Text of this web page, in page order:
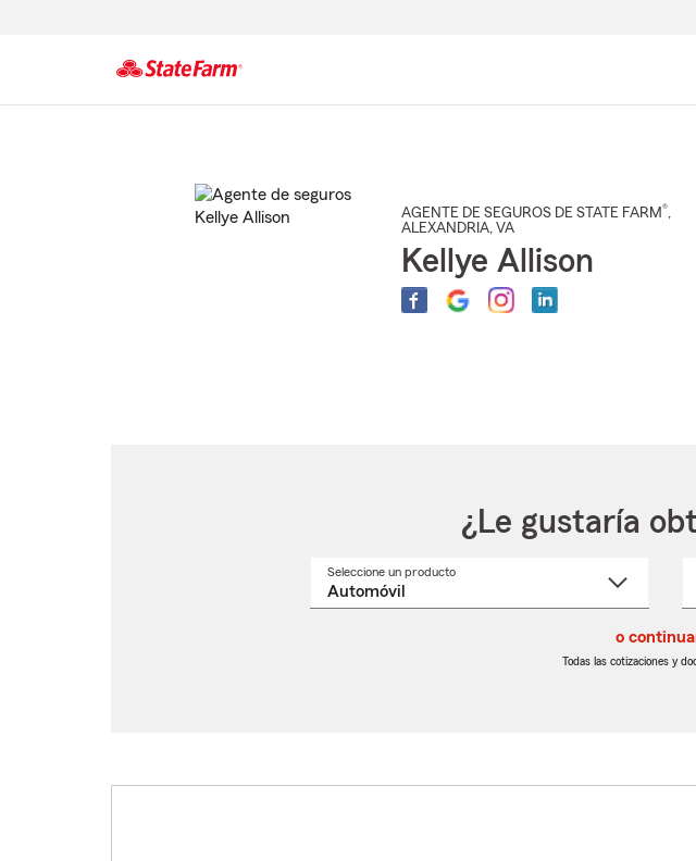
AGENTE DE SEGUROS DE STATE FARM®,
ALEXANDRIA, VA
Kellye Allison
¿Le gustaría
Seleccione un productoSeleccione
o
Todas las cotizaciones y